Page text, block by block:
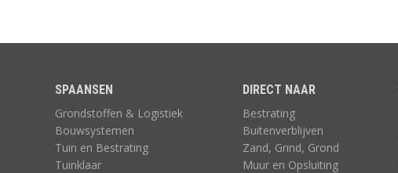
SPAANSEN
Grondstoffen & Logistiek
Bouwsystemen
Tuin en Bestrating
Tuinklaar
DIRECT NAAR
Bestrating
Buitenverblijven
Zand, Grind, Grond
Muur en Opsluiting